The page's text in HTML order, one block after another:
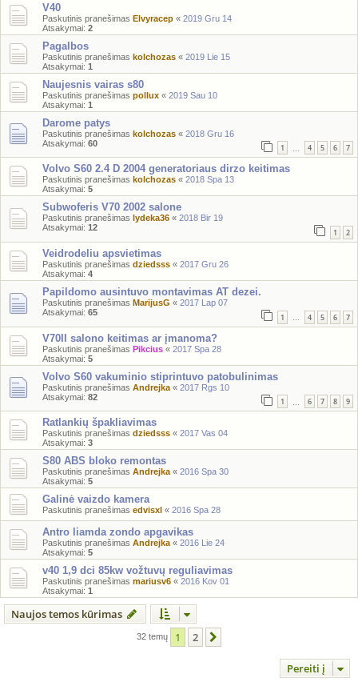
V40
Paskutinis pranešimas Elvyracep « 2019 Gru 14
Atsakymai: 2
Pagalbos
Paskutinis pranešimas kolchozas « 2019 Lie 15
Atsakymai: 1
Naujesnis vairas s80
Paskutinis pranešimas pollux « 2019 Sau 10
Atsakymai: 1
Darome patys
Paskutinis pranešimas kolchozas « 2018 Gru 16
Atsakymai: 60 1 4 5 6 7
Volvo S60 2.4 D 2004 generatoriaus dirzo keitimas
Paskutinis pranešimas kolchozas « 2018 Spa 13
Atsakymai: 5
Subwoferis V70 2002 salone
Paskutinis pranešimas lydeka36 « 2018 Bir 19
Atsakymai: 12 1 2
Veidrodeliu apsvietimas
Paskutinis pranešimas dziedsss « 2017 Gru 26
Atsakymai: 4
Papildomo ausintuvo montavimas AT dezei.
Paskutinis pranešimas MarijusG « 2017 Lap 07
Atsakymai: 65 1 … 4 5 6 7
V70II salono keitimas ar įmanoma?
Paskutinis pranešimas Pikcius « 2017 Spa 28
Atsakymai: 5
Volvo S60 vakuminio stiprintuvo patobulinimas
Paskutinis pranešimas Andrejka « 2017 Rgs 10
Atsakymai: 82 1 6 7 8 9
Ratlankių špakliavimas
Paskutinis pranešimas dziedsss « 2017 Vas 04
Atsakymai: 3
S80 ABS bloko remontas
Paskutinis pranešimas Andrejka « 2016 Spa 30
Atsakymai: 5
Galinė vaizdo kamera
Paskutinis pranešimas edvisxl « 2016 Spa 28
Antro liamda zondo apgavikas
Paskutinis pranešimas Andrejka « 2016 Lie 24
Atsakymai: 5
v40 1,9 dci 85kw vožtuvų reguliavimas
Paskutinis pranešimas mariusv6 « 2016 Kov 01
Atsakymai: 1
Naujos temos kūrimas
32 temų 1 2
Pereiti į